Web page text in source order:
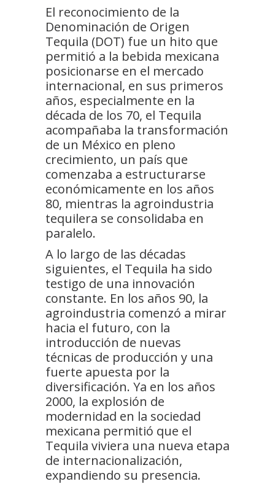
El reconocimiento de la
Denominación de Origen
Tequila (DOT) fue un hito que
permitió a la bebida mexicana
posicionarse en el mercado
internacional, en sus primeros
años, especialmente en la
década de los 70, el Tequila
acompañaba la transformación
de un México en pleno
crecimiento, un país que
comenzaba a estructurarse
económicamente en los años
80, mientras la agroindustria
tequilera se consolidaba en
paralelo.
A lo largo de las décadas
siguientes, el Tequila ha sido
testigo de una innovación
constante. En los años 90, la
agroindustria comenzó a mirar
hacia el futuro, con la
introducción de nuevas
técnicas de producción y una
fuerte apuesta por la
diversificación. Ya en los años
2000, la explosión de
modernidad en la sociedad
mexicana permitió que el
Tequila viviera una nueva etapa
de internacionalización,
expandiendo su presencia.